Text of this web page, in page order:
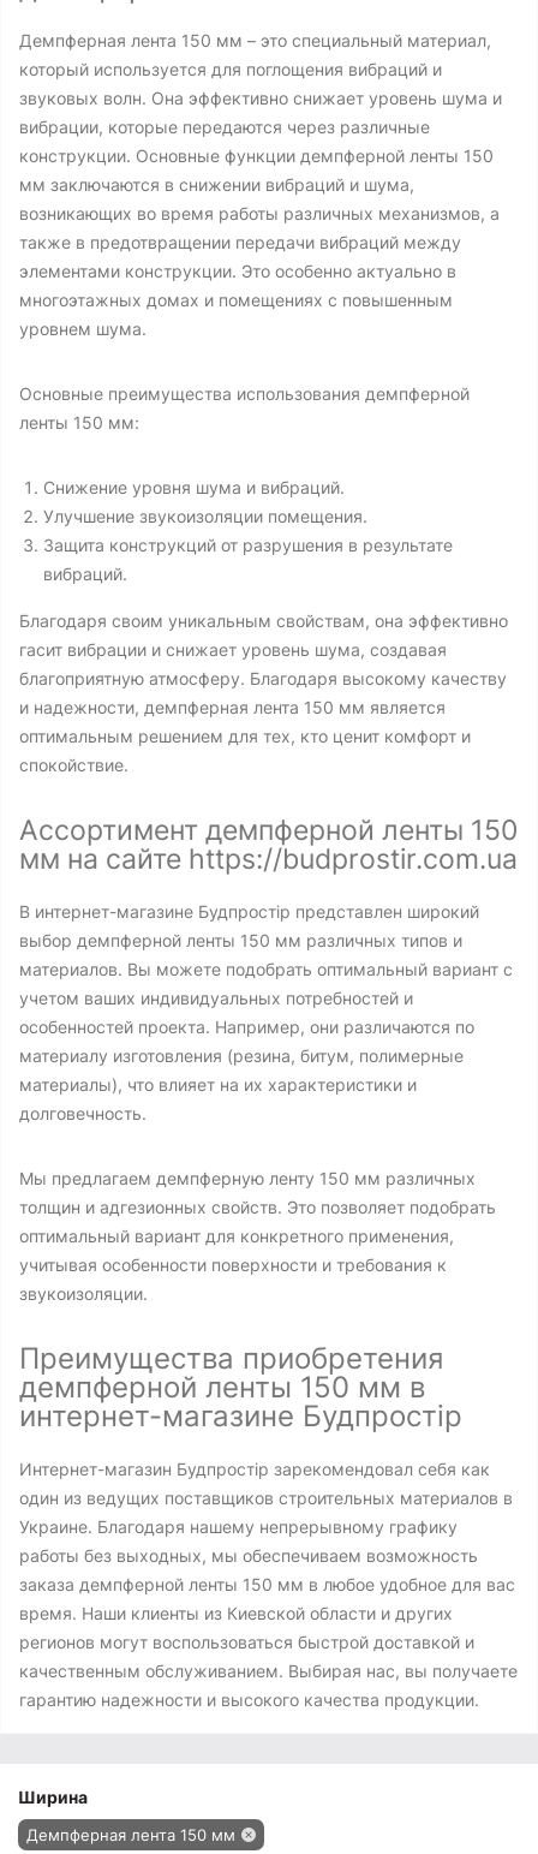
Демпферная лента 150 мм – это специальный материал,
который используется для поглощения вибраций и
звуковых волн. Она эффективно снижает уровень шума и
вибрации, которые передаются через различные
конструкции. Основные функции демпферной ленты 150
мм заключаются в снижении вибраций и шума,
возникающих во время работы различных механизмов, а
также в предотвращении передачи вибраций между
элементами конструкции. Это особенно актуально в
многоэтажных домах и помещениях с повышенным
уровнем шума.
Основные преимущества использования демпферной
ленты 150 мм:
Снижение уровня шума и вибраций.
Улучшение звукоизоляции помещения.
Защита конструкций от разрушения в результате
вибраций.
Благодаря своим уникальным свойствам, она эффективно
гасит вибрации и снижает уровень шума, создавая
благоприятную атмосферу. Благодаря высокому качеству
и надежности, демпферная лента 150 мм является
оптимальным решением для тех, кто ценит комфорт и
спокойствие.
Ассортимент демпферной ленты 150
мм на сайте https://budprostir.com.ua
В интернет-магазине Будпростір представлен широкий
выбор демпферной ленты 150 мм различных типов и
материалов. Вы можете подобрать оптимальный вариант с
учетом ваших индивидуальных потребностей и
особенностей проекта. Например, они различаются по
материалу изготовления (резина, битум, полимерные
материалы), что влияет на их характеристики и
долговечность.
Мы предлагаем демпферную ленту 150 мм различных
толщин и адгезионных свойств. Это позволяет подобрать
оптимальный вариант для конкретного применения,
учитывая особенности поверхности и требования к
звукоизоляции.
Преимущества приобретения
демпферной ленты 150 мм в
интернет-магазине Будпростір
Интернет-магазин Будпростір зарекомендовал себя как
один из ведущих поставщиков строительных материалов в
Украине. Благодаря нашему непрерывному графику
работы без выходных, мы обеспечиваем возможность
заказа демпферной ленты 150 мм в любое удобное для вас
время. Наши клиенты из Киевской области и других
регионов могут воспользоваться быстрой доставкой и
качественным обслуживанием. Выбирая нас, вы получаете
гарантию надежности и высокого качества продукции.
Ширина
Демпферная лента 150 мм